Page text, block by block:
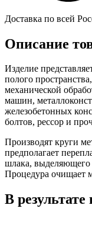
Доставка по всей
Описание
Изделие
полого
механической
машин,
железобетонных
болтов, рессор и
Производят круги
предполагает
шлака, выделяющего
Процедура очищает
В результате